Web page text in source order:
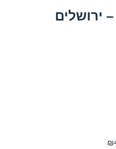
ירושלים